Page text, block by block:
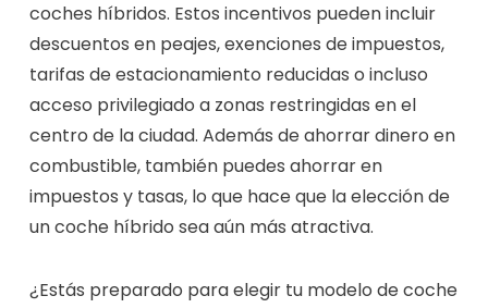
coches híbridos. Estos incentivos pueden incluir
descuentos en peajes, exenciones de impuestos,
tarifas de estacionamiento reducidas o incluso
acceso privilegiado a zonas restringidas en el
centro de la ciudad. Además de ahorrar dinero en
combustible, también puedes ahorrar en
impuestos y tasas, lo que hace que la elección de
un coche híbrido sea aún más atractiva.
¿Estás preparado para elegir tu modelo de coche